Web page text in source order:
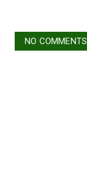
NO COMMENTS